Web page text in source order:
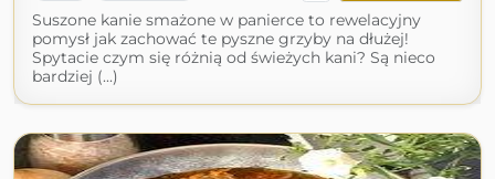
Suszone kanie smażone w panierce to rewelacyjny
pomysł jak zachować te pyszne grzyby na dłużej!
Spytacie czym się różnią od świeżych kani? Są nieco
bardziej (...)